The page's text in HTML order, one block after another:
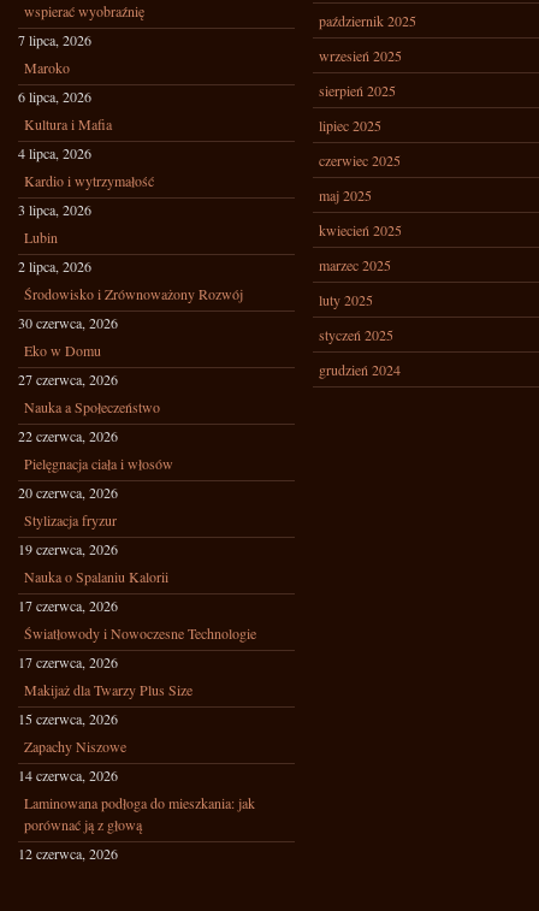
wspierać wyobraźnię
7 lipca, 2026
Maroko
6 lipca, 2026
Kultura i Mafia
4 lipca, 2026
Kardio i wytrzymałość
3 lipca, 2026
Lubin
2 lipca, 2026
Środowisko i Zrównoważony Rozwój
30 czerwca, 2026
Eko w Domu
27 czerwca, 2026
Nauka a Społeczeństwo
22 czerwca, 2026
Pielęgnacja ciała i włosów
20 czerwca, 2026
Stylizacja fryzur
19 czerwca, 2026
Nauka o Spalaniu Kalorii
17 czerwca, 2026
Światłowody i Nowoczesne Technologie
17 czerwca, 2026
Makijaż dla Twarzy Plus Size
15 czerwca, 2026
Zapachy Niszowe
14 czerwca, 2026
Laminowana podłoga do mieszkania: jak
porównać ją z głową
12 czerwca, 2026
październik 2025
wrzesień 2025
sierpień 2025
lipiec 2025
czerwiec 2025
maj 2025
kwiecień 2025
marzec 2025
luty 2025
styczeń 2025
grudzień 2024